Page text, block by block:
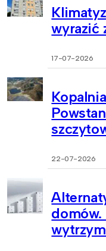
wyrazić
17-07-2026
22-07-2026
domów.